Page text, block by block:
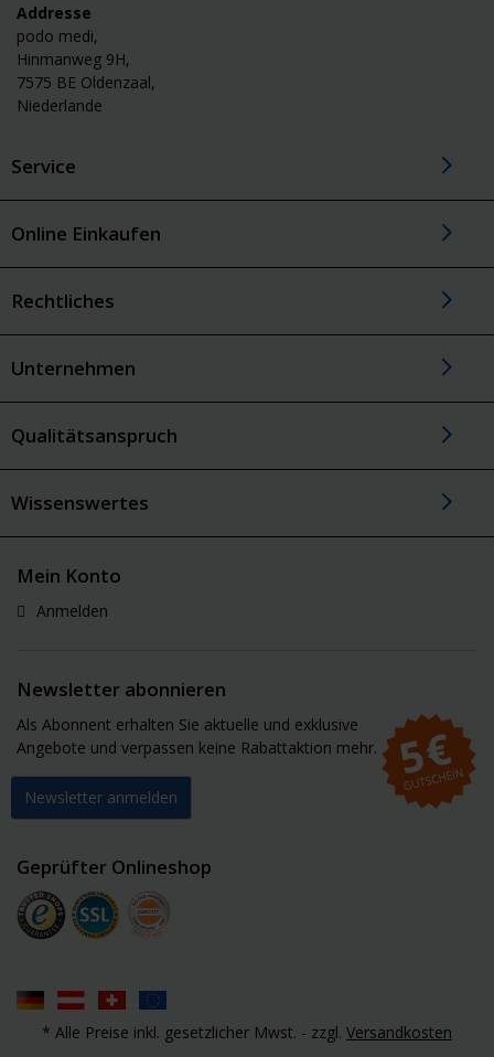
Addresse
podo medi,
Hinmanweg 9H,
7575 BE Oldenzaal,
Niederlande
Service
Online Einkaufen
Rechtliches
Unternehmen
Qualitätsanspruch
Wissenswertes
Mein Konto
Anmelden
Newsletter abonnieren
Als Abonnent erhalten Sie aktuelle und exklusive
Angebote und verpassen keine Rabattaktion mehr.
Newsletter anmelden
Geprüfter Onlineshop
* Alle Preise inkl. gesetzlicher Mwst. - zzgl. Versandkosten